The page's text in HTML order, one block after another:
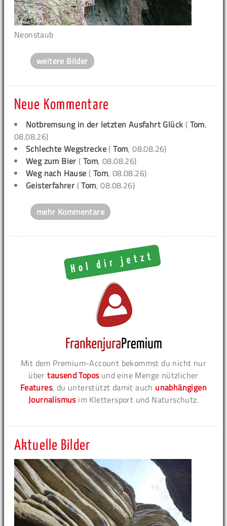
Neonstaub
weitere Bilder
Neue Kommentare
Notbremsung in der letzten Ausfahrt Glück ( Tom,
08.08.26)
Schlechte Wegstrecke (Tom, 08.08.26)
Weg zum Bier (Tom, 08.08.26)
Weg nach Hause ( Tom, 08.08.26)
Geisterfahrer (Tom, 08.08.26)
mehr Kommentare
Mit dem Premium-Account bekommst du nicht nur
übertausend Toposund eine Menge nützlicher
Features, du unterstützt damit auch unabhängigen
Journalismusim Klettersport und Naturschutz.
Aktuelle Bilder